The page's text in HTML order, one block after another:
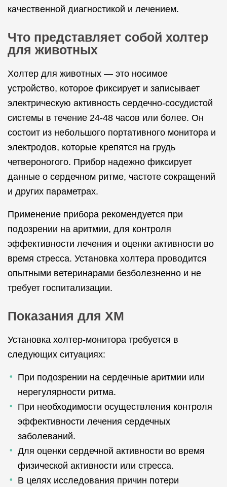
качественной диагностикой и лечением.
Что представляет собой холтер
для животных
Холтер для животных — это носимое
устройство, которое фиксирует и записывает
электрическую активность сердечно-сосудистой
системы в течение 24-48 часов или более. Он
состоит из небольшого портативного монитора и
электродов, которые крепятся на грудь
четвероногого. Прибор надежно фиксирует
данные о сердечном ритме, частоте сокращений
и других параметрах.
Применение прибора рекомендуется при
подозрении на аритмии, для контроля
эффективности лечения и оценки активности во
время стресса. Установка холтера проводится
опытными ветеринарами безболезненно и не
требует госпитализации.
Показания для ХМ
Установка холтер-монитора требуется в
следующих ситуациях:
При подозрении на сердечные аритмии или
нерегулярности ритма.
При необходимости осуществления контроля
эффективности лечения сердечных
заболеваний.
Для оценки сердечной активности во время
физической активности или стресса.
В целях исследования причин потери